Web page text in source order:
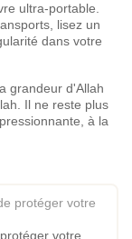
ultra-portable.
lisez un
dans votre
grandeur d'Allah
Il ne reste plus
à la
votre